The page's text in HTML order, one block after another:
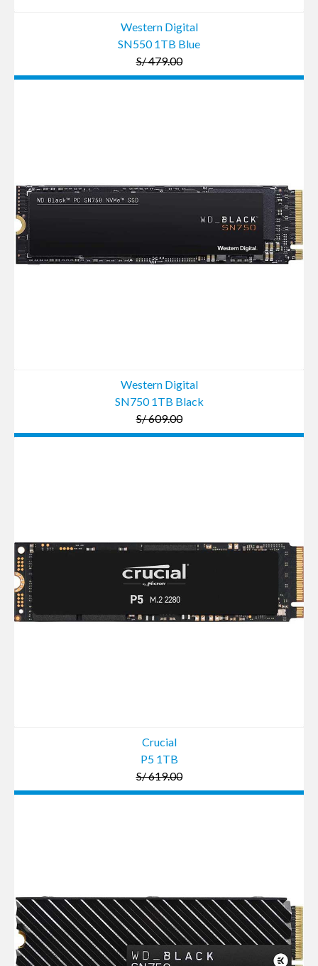
Western Digital
SN550 1TB Blue
S/ 479.00
Western Digital
SN750 1TB Black
S/ 609.00
Crucial
P5 1TB
S/ 619.00